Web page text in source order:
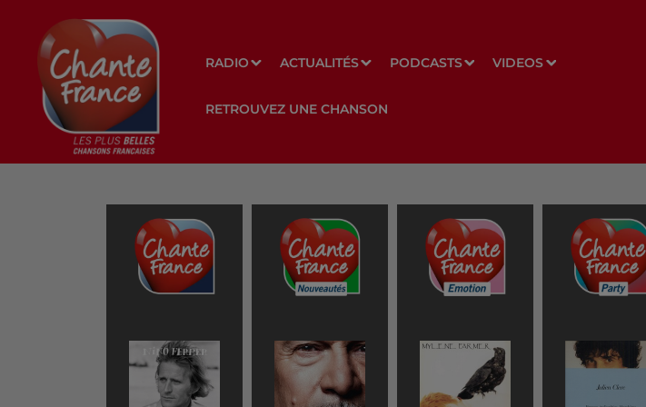
RADIO ACTUALITÉS PODCASTS VIDEOS
RETROUVEZ UNE CHANSON